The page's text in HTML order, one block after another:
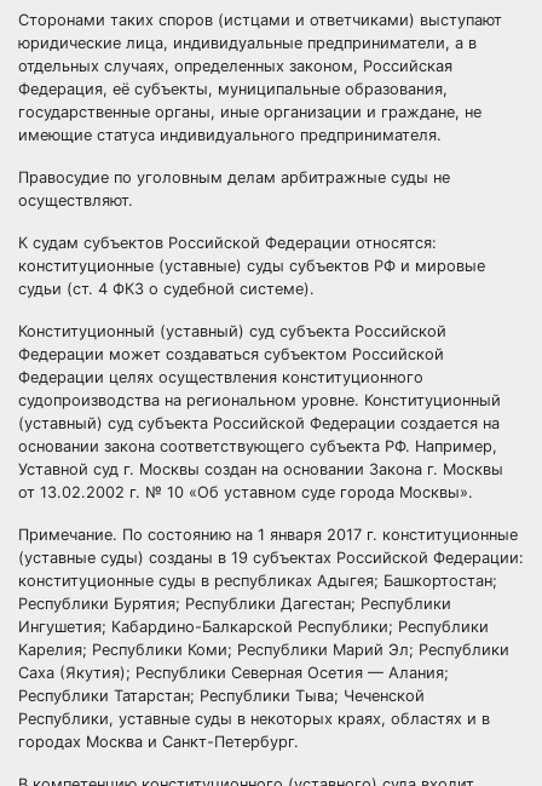
Сторонами таких споров (истцами и ответчиками) выступают
юридические лица, индивидуальные предприниматели, а в
отдельных случаях, определенных законом, Российская
Федерация, её субъекты, муниципальные образования,
государственные органы, иные организации и граждане, не
имеющие статуса индивидуального предпринимателя.
Правосудие по уголовным делам арбитражные суды не
осуществляют.
К судам субъектов Российской Федерации относятся:
конституционные (уставные) суды субъектов РФ и мировые
судьи (ст. 4 ФКЗ о судебной системе).
Конституционный (уставный) суд субъекта Российской
Федерации может создаваться субъектом Российской
Федерации целях осуществления конституционного
судопроизводства на региональном уровне. Конституционный
(уставный) суд субъекта Российской Федерации создается на
основании закона соответствующего субъекта РФ. Например,
Уставной суд г. Москвы создан на основании Закона г. Москвы
от 13.02.2002 г. № 10 «Об уставном суде города Москвы».
Примечание. По состоянию на 1 января 2017 г. конституционные
(уставные суды) созданы в 19 субъектах Российской Федерации:
конституционные суды в республиках Адыгея; Башкортостан;
Республики Бурятия; Республики Дагестан; Республики
Ингушетия; Кабардино-Балкарской Республики; Республики
Карелия; Республики Коми; Республики Марий Эл; Республики
Саха (Якутия); Республики Северная Осетия — Алания;
Республики Татарстан; Республики Тыва; Чеченской
Республики, уставные суды в некоторых краях, областях и в
городах Москва и Санкт-Петербург.